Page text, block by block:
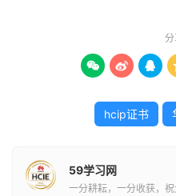
分
  
hcip证书
59学习网
一分耕耘，一分收获，祝